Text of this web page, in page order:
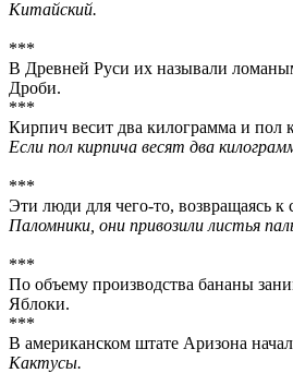
Китайский.
***
В Древней Руси их называли
Дроби.
***
Кирпич весит два килограмма и пол
Если пол кирпича весят два
***
Эти люди для чего-то, возвращаясь к
Паломники, они привозили листья
***
По объему производства бананы
Яблоки.
***
В американском штате Аризона
Кактусы.